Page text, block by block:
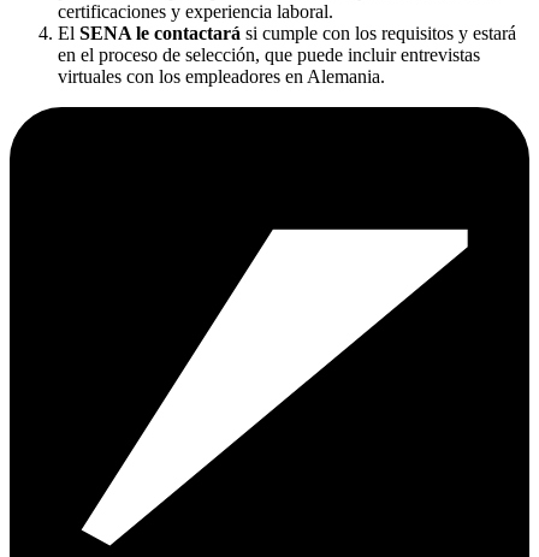
certificaciones y experiencia laboral.
El SENA le contactará si cumple con los requisitos y estará
en el proceso de selección, que puede incluir entrevistas
virtuales con los empleadores en Alemania.